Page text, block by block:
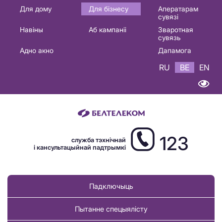
Основная
навигация
Для дому Для бізнесу
Аператарам
сувязі
Навіны
Аб кампаніі
Зваротная
сувязь
Адно акно
Дапамога
RU BE EN
служба тэхнічнай
і кансультацыйнай падтрымкі
123
Падключыць
Пытанне спецыялісту